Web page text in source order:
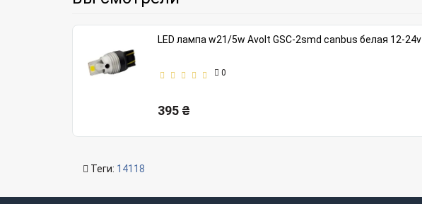
LED лампа w21/5w Avolt GSC-2smd canbus белая 12-24v
0
395 ₴
Теги: 14118